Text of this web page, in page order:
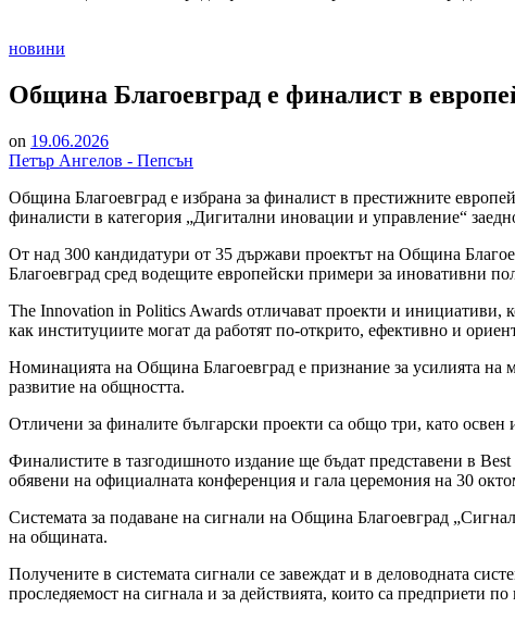
Posted
новини
Община Благоевград е финалист в
on 19.06.2026
Петър Ангелов - Пепсън
Община Благоевград е избрана за финалист в престижните
финалисти в категория „Дигитални иновации и управление“
От над 300 кандидатури от 35 държави проектът на Община
Благоевград сред водещите европейски примери за иновативни
The Innovation in Politics Awards отличават проекти и инициативи,
как институциите могат да работят по-открито, ефективно и
Номинацията на Община Благоевград е признание за усилията на
развитие на общността.
Отличени за финалите български проекти са общо три, като
Финалистите в тазгодишното издание ще бъдат представени в
обявени на официалната конференция и гала церемония на 30
Системата за подаване на сигнали на Община Благоевград
на общината.
Получените в системата сигнали се завеждат и в деловодната
проследяемост на сигнала и за действията, които са предприети по